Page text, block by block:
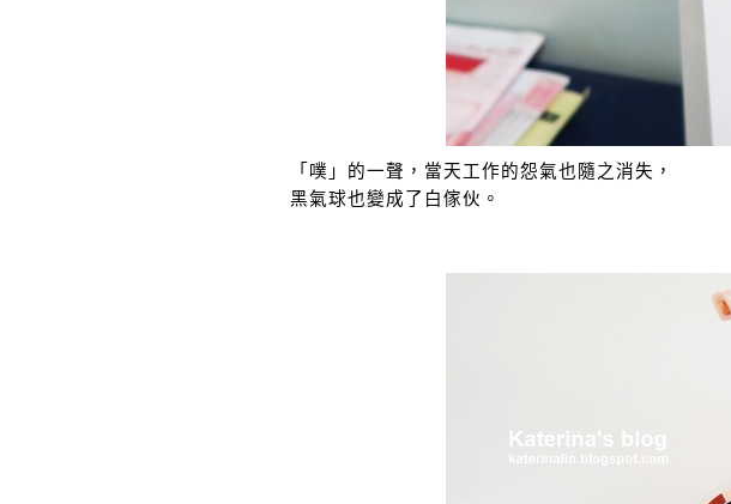
「噗」的一聲，當天工作的怨氣也隨之消失，
黑氣球也變成了白傢伙。